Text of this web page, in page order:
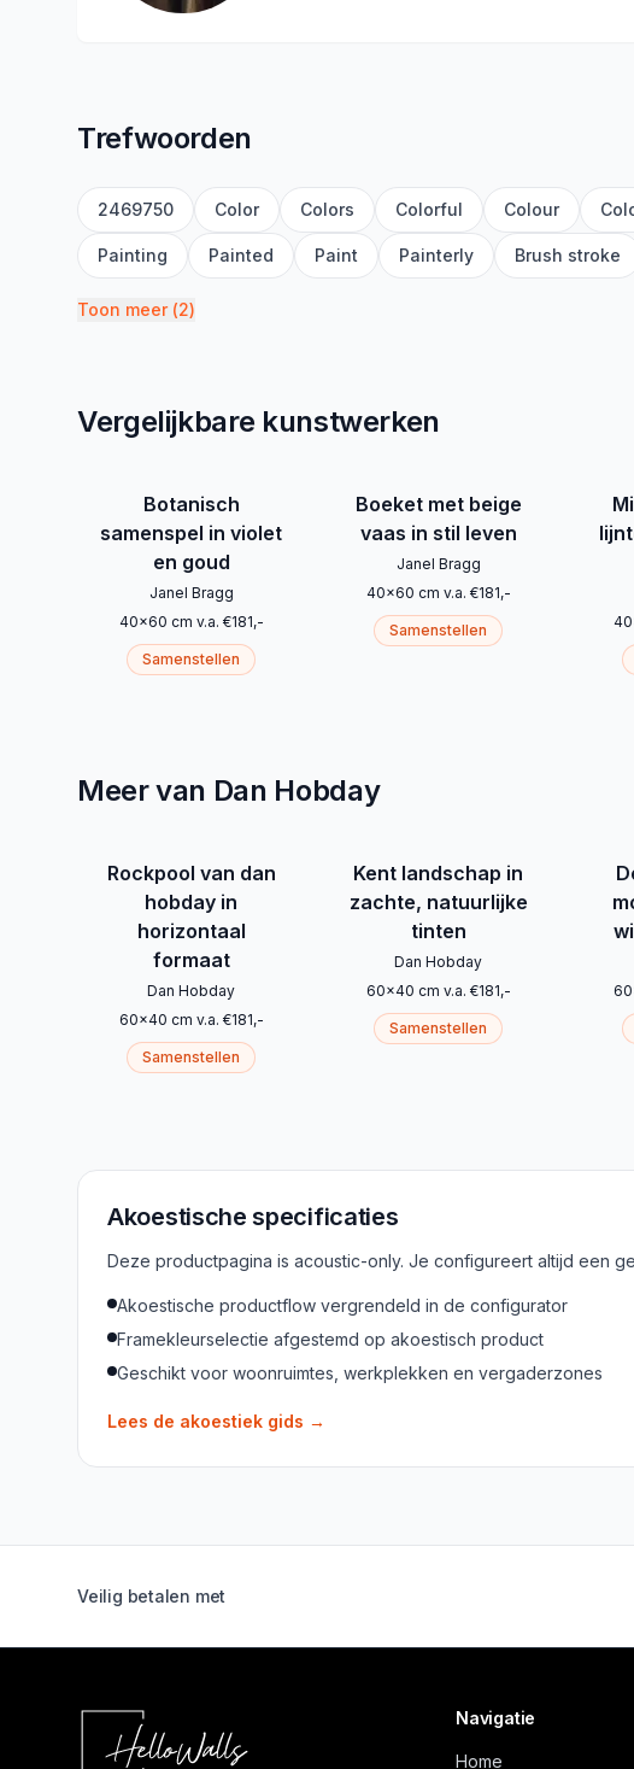
Trefwoorden
2469750 Color Colors Colorful Colour
Painting Painted Paint Painterly Brush stroke
Toon meer(2)
Vergelijkbare kunstwerken
Botanisch
samenspel in violet
en goud
Janel Bragg
40x60 cm v.a. €181,-
Samenstellen
Boeket met beige
vaas in stil leven
Janel Bragg
40x60 cm v.a. €181,-
Samenstellen
40
Meer van Dan Hobday
Rockpool van dan
hobday in
horizontaal
formaat
Dan Hobday
60x40 cm v.a. €181,-
Samenstellen
Kent landschap in
zachte, natuurlijke
tinten
Dan Hobday
60x40 cm v.a. €181,-
Samenstellen
60
Akoestische specificaties
Deze productpagina is acoustic-only. Je configureert altijd een
Akoestische productflow vergrendeld in de configurator
Framekleurselectie afgestemd op akoestisch product
Geschikt voor woonruimtes, werkplekken en vergaderzones
Lees de akoestiek gids →
Veilig betalen met
Navigatie
Home